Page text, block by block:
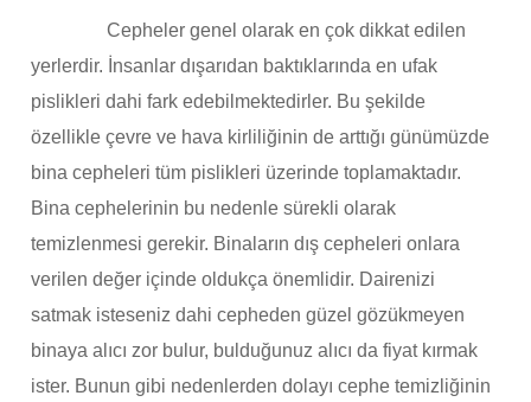
Cepheler genel olarak en çok dikkat edilen
yerlerdir. İnsanlar dışarıdan baktıklarında en ufak
pislikleri dahi fark edebilmektedirler. Bu şekilde
özellikle çevre ve hava kirliliğinin de arttığı günümüzde
bina cepheleri tüm pislikleri üzerinde toplamaktadır.
Bina cephelerinin bu nedenle sürekli olarak
temizlenmesi gerekir. Binaların dış cepheleri onlara
verilen değer içinde oldukça önemlidir. Dairenizi
satmak isteseniz dahi cepheden güzel gözükmeyen
binaya alıcı zor bulur, bulduğunuz alıcı da fiyat kırmak
ister. Bunun gibi nedenlerden dolayı cephe temizliğinin